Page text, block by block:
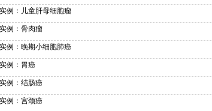
例：儿童肝母细胞瘤
例：骨肉瘤
例：晚期小细胞肺癌
例：胃癌
例：结肠癌
例：宫颈癌